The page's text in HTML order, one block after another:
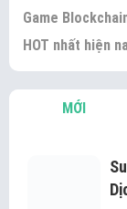
Game
HOT nhất hiện
MỚI